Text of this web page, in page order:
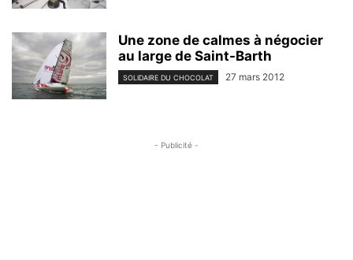
Une zone de calmes à négocier
au large de Saint-Barth
SOLIDAIRE DU CHOCOLAT 27 mars 2012
- Publicité -